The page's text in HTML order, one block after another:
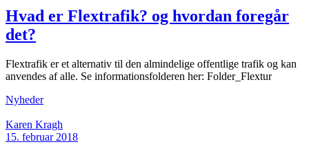
Hvad er Flextrafik? og hvordan foregår
det?
Flextrafik er et alternativ til den almindelige offentlige trafik og kan
anvendes af alle. Se informationsfolderen her: Folder_Flextur
Nyheder
Karen Kragh
15. februar 2018